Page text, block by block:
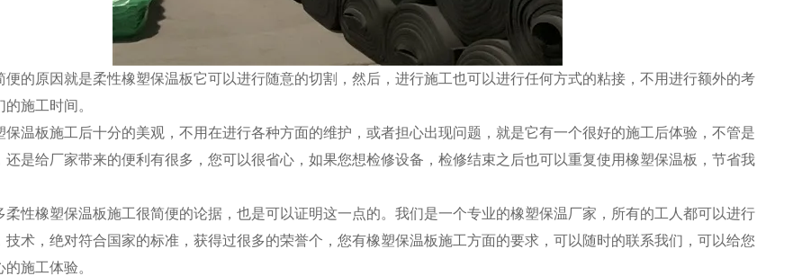
便的原因就是柔性橡塑保温板它可以进行随意的切割，然后，进行施工也可以进行任何方式的粘接，不用进行额外的考
施工时间。
保温板施工后十分的美观，不用在进行各种方面的维护，或者担心出现问题，就是它有一个很好的施工后体验，不管是
还是给厂家带来的便利有很多，您可以很省心，如果您想检修设备，检修结束之后也可以重复使用橡塑保温板，节省我
柔性橡塑保温板施工很简便的论据，也是可以证明这一点的。我们是一个专业的橡塑保温厂家，所有的工人都可以进行
技术，绝对符合国家的标准，获得过很多的荣誉个，您有橡塑保温板施工方面的要求，可以随时的联系我们，可以给您
施工体验。